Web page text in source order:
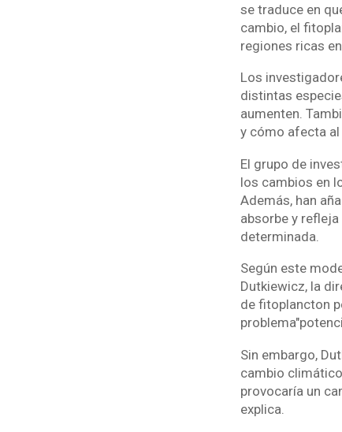
se traduce en
cambio, el
regiones ricas
Los
distintas
aumenten.
y cómo afecta
El grupo de
los cambios en
Además, han
absorbe y
determinada.
Según este
Dutkiewicz, la
de fitoplancton
Sin embargo,
cambio
provocaría un
explica.